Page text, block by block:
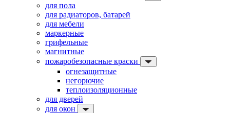
для пола
для радиаторов, батарей
для мебели
маркерные
грифельные
магнитные
пожаробезопасные краски
огнезащитные
негорючие
теплоизоляционные
для дверей
для окон